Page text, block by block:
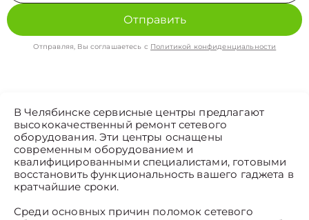
Отправить
Отправляя, Вы соглашаетесь с Политикой конфиденциальности
В Челябинске сервисные центры предлагают
высококачественный ремонт сетевого
оборудования. Эти центры оснащены
современным оборудованием и
квалифицированными специалистами, готовыми
восстановить функциональность вашего гаджета в
кратчайшие сроки.
Среди основных причин поломок сетевого